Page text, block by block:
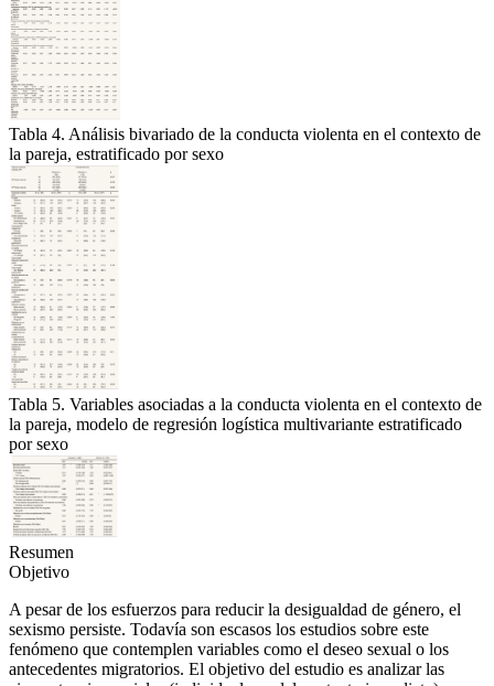
Tabla 4. Análisis bivariado de la conducta violenta en el contexto de
la pareja, estratificado por sexo
Tabla 5. Variables asociadas a la conducta violenta en el contexto de
la pareja, modelo de regresión logística multivariante estratificado
por sexo
Resumen
Objetivo
A pesar de los esfuerzos para reducir la desigualdad de género, el
sexismo persiste. Todavía son escasos los estudios sobre este
fenómeno que contemplen variables como el deseo sexual o los
antecedentes migratorios. El objetivo del estudio es analizar las